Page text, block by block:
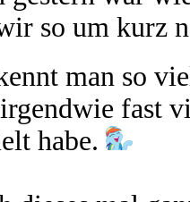
so um kurz
man so
fast
habe.